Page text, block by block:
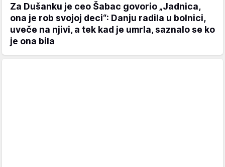
Za Dušanku je ceo Šabac govorio „Jadnica,
ona je rob svojoj deci“: Danju radila u bolnici,
uveče na njivi, a tek kad je umrla, saznalo se ko
je ona bila